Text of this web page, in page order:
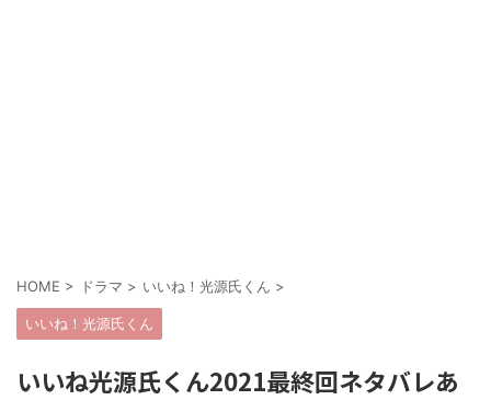
HOME > ドラマ > いいね！光源氏くん >
いいね！光源氏くん
いいね光源氏くん2021最終回ネタバレあ